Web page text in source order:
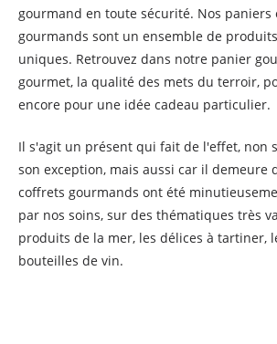
gourmand en toute sécurité. Nos paniers
gourmands sont un ensemble de
uniques. Retrouvez dans notre panier
gourmet, la qualité des mets du terroir,
encore pour une idée cadeau particulier.
Il s'agit un présent qui fait de l'effet, non
son exception, mais aussi car il demeure
coffrets gourmands ont été
par nos soins, sur des thématiques très
produits de la mer, les délices à tartiner,
bouteilles de vin.